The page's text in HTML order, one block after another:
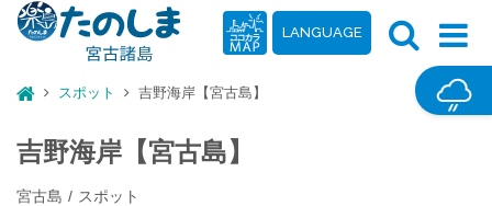
LANGUAGE
スポット 吉野海岸【宮古島】
吉野海岸【宮古島】
宮古島 スポット